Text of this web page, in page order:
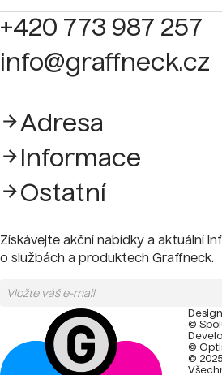
+420 773 987 257
info@graffneck.cz
Adresa
Informace
Ostatní
Získávejte akční nabídky a aktuální
o službách a produktech Graffneck.
©
©
©